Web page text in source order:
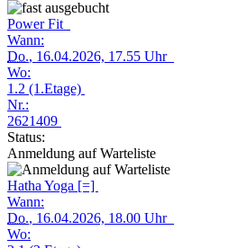
Power Fit
Wann:
Do., 16.04.2026, 17.55 Uhr
Wo:
1.2 (1.Etage)
Nr.:
2621409
Status:
Anmeldung auf Warteliste
Hatha Yoga [=]
Wann:
Do., 16.04.2026, 18.00 Uhr
Wo: